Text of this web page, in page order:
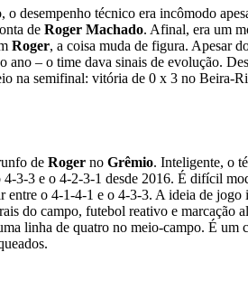
o desempenho técnico era incômodo
de Roger Machado. Afinal, era um
Roger, a coisa muda de figura. Apesar
ano – o time dava sinais de evolução.
na semifinal: vitória de 0 x 3 no Beira-
de Roger no Grêmio. Inteligente, o
4-3-3 e o 4-2-3-1 desde 2016. É difícil
entre o 4-1-4-1 e o 4-3-3. A ideia de jogo
do campo, futebol reativo e marcação
linha de quatro no meio-campo. É um